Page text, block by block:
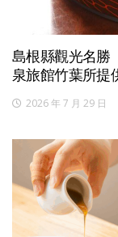
島根縣觀光名勝
泉旅館竹葉所提
2026 年 7 月 29 日